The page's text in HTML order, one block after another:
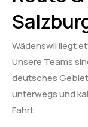
Wädenswil liegt
Unsere Teams
deutsches
unterwegs und
Fahrt.